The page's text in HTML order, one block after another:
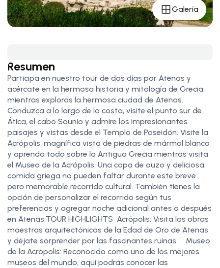
Galería
Resumen
Participa en nuestro tour de dos días por Atenas y
acércate en la hermosa historia y mitología de Grecia,
mientras exploras la hermosa ciudad de Atenas.
Conduzca a lo largo de la costa, visite el punto sur de
Ática, el cabo Sounio y admire los impresionantes
paisajes y vistas desde el Templo de Poseidón. Visite la
Acrópolis, magnífica vista de piedras de mármol blanco
y aprenda todo sobre la Antigua Grecia mientras visita
el Museo de la Acrópolis. Una copa de ouzo y deliciosa
comida griega no pueden faltar durante este breve
pero memorable recorrido cultural. También tienes la
opción de personalizar el recorrido según tus
preferencias y agregar noche adicional antes o después
en Atenas.TOUR HIGHLIGHTS Acrópolis: Visita las obras
maestras arquitectónicas de la Edad de Oro de Atenas
y déjate sorprender por las fascinantes ruinas. Museo
de la Acrópolis: Reconocido como uno de los mejores
museos del mundo, aquí podrás conocer las